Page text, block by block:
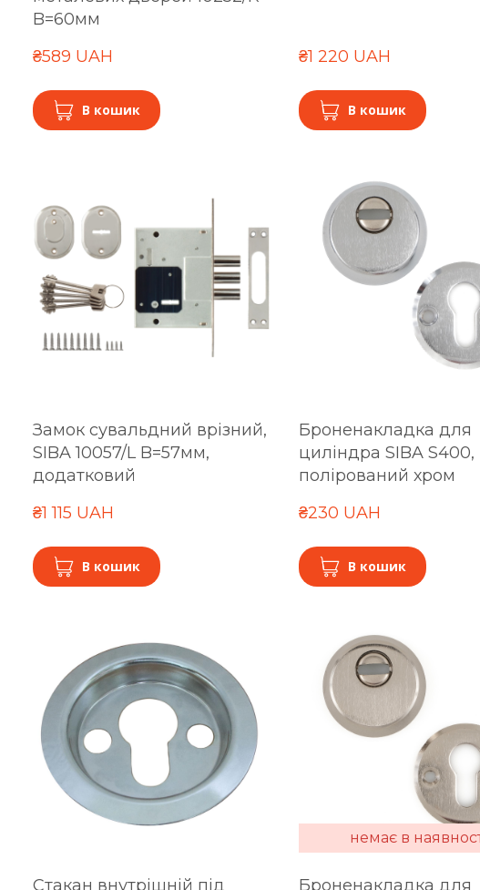
B=60мм
₴589 UAH
В кошик
₴1 220 UAH
В кошик
Замок сувальдний врізний,
SIBA 10057/L B=57мм,
додатковий
₴1 115 UAH
В кошик
Броненакладка для
циліндра SIBA S400,
полірований хром
₴230 UAH
В кошик
Стакан внутрішній під
немає в
Броненакладка для